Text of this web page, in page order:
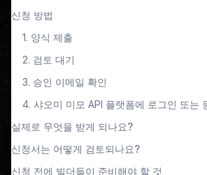
신청 방법
1. 양식 제출
2. 검토 대기
3. 승인 이메일 확인
4. 샤오미 미모 API 플랫폼에 로그인 또는
실제로 무엇을 받게 되나요?
신청서는 어떻게 검토되나요?
신청 전에 빌더들이 준비해야 할 것